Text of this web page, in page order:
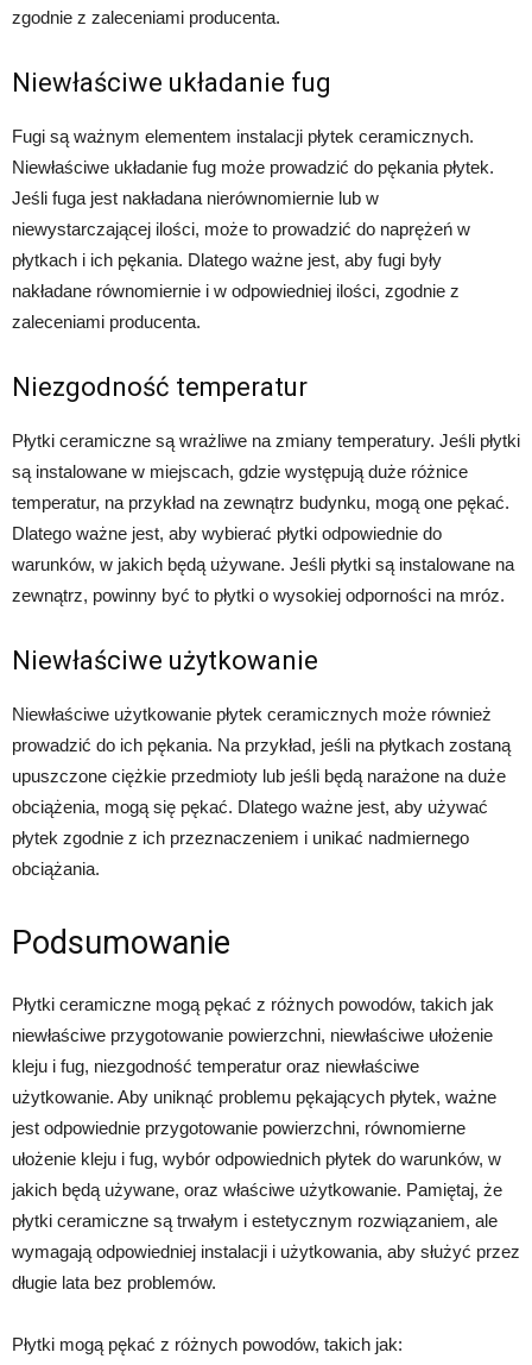
zgodnie z zaleceniami producenta.
Niewłaściwe układanie fug
Fugi są ważnym elementem instalacji płytek ceramicznych.
Niewłaściwe układanie fug może prowadzić do pękania płytek.
Jeśli fuga jest nakładana nierównomiernie lub w
niewystarczającej ilości, może to prowadzić do naprężeń w
płytkach i ich pękania. Dlatego ważne jest, aby fugi były
nakładane równomiernie i w odpowiedniej ilości, zgodnie z
zaleceniami producenta.
Niezgodność temperatur
Płytki ceramiczne są wrażliwe na zmiany temperatury. Jeśli płytki
są instalowane w miejscach, gdzie występują duże różnice
temperatur, na przykład na zewnątrz budynku, mogą one pękać.
Dlatego ważne jest, aby wybierać płytki odpowiednie do
warunków, w jakich będą używane. Jeśli płytki są instalowane na
zewnątrz, powinny być to płytki o wysokiej odporności na mróz.
Niewłaściwe użytkowanie
Niewłaściwe użytkowanie płytek ceramicznych może również
prowadzić do ich pękania. Na przykład, jeśli na płytkach zostaną
upuszczone ciężkie przedmioty lub jeśli będą narażone na duże
obciążenia, mogą się pękać. Dlatego ważne jest, aby używać
płytek zgodnie z ich przeznaczeniem i unikać nadmiernego
obciążania.
Podsumowanie
Płytki ceramiczne mogą pękać z różnych powodów, takich jak
niewłaściwe przygotowanie powierzchni, niewłaściwe ułożenie
kleju i fug, niezgodność temperatur oraz niewłaściwe
użytkowanie. Aby uniknąć problemu pękających płytek, ważne
jest odpowiednie przygotowanie powierzchni, równomierne
ułożenie kleju i fug, wybór odpowiednich płytek do warunków, w
jakich będą używane, oraz właściwe użytkowanie. Pamiętaj, że
płytki ceramiczne są trwałym i estetycznym rozwiązaniem, ale
wymagają odpowiedniej instalacji i użytkowania, aby służyć przez
długie lata bez problemów.
Płytki mogą pękać z różnych powodów, takich jak: